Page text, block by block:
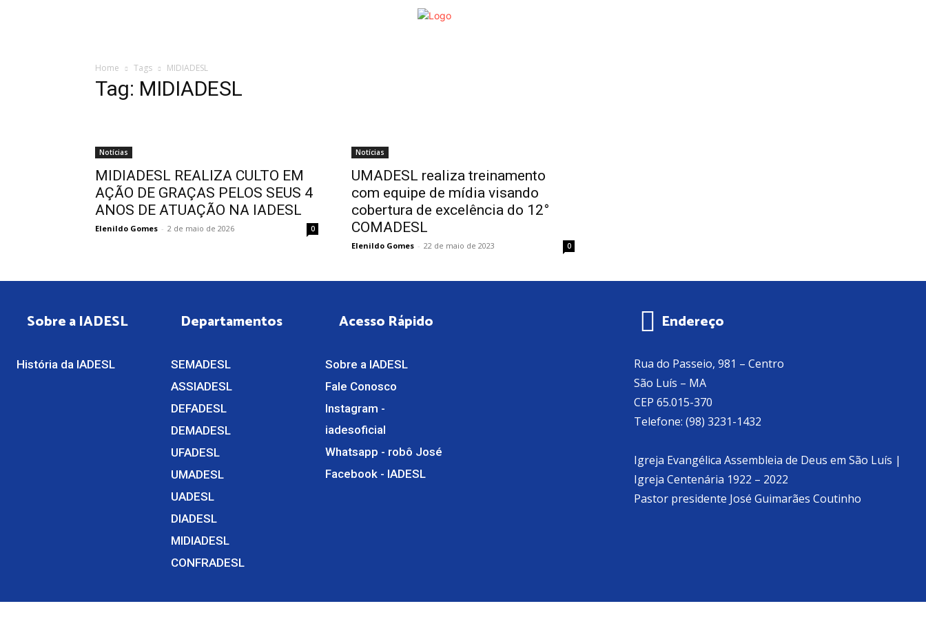
Home Tags MIDIADESL
Tag: MIDIADESL
Notícias
MIDIADESL REALIZA CULTO EM
AÇÃO DE GRAÇAS PELOS SEUS 4
ANOS DE ATUAÇÃO NA IADESL
Elenildo Gomes - 2 de maio de 2026 0
Notícias
UMADESL realiza treinamento
com equipe de mídia visando
cobertura de excelência do 12°
COMADESL
Elenildo Gomes - 22 de maio de 2023 0
Sobre a IADESL
História da IADESL
Departamentos
SEMADESL
ASSIADESL
DEFADESL
DEMADESL
UFADESL
UMADESL
UADESL
DIADESL
MIDIADESL
CONFRADESL
Acesso Rápido
Sobre a IADESL
Fale Conosco
Instagram -
iadesoficial
Whatsapp - robô José
Facebook - IADESL
Endereço
Rua do Passeio, 981 – Centro
São Luís – MA
CEP 65.015-370
Telefone: (98) 3231-1432
Igreja Evangélica Assembleia de Deus em São Luís |
Igreja Centenária 1922 – 2022
Pastor presidente José Guimarães Coutinho